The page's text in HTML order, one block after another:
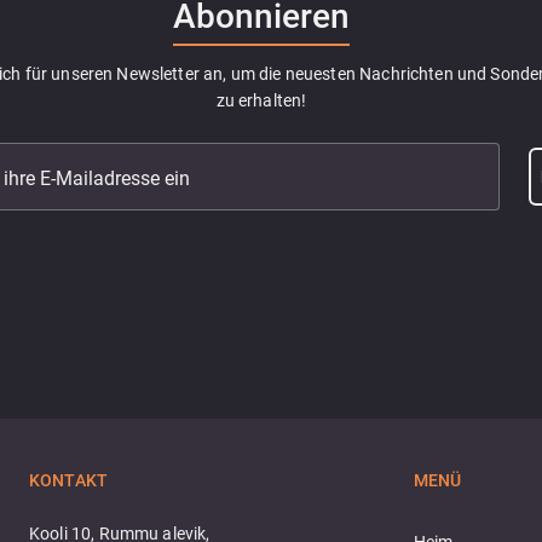
Abonnieren
für unseren Newsletter an, um die neuesten Nachrichten und
zu erhalten!
E-Mailadresse ein
KONTAKT
Kooli 10, Rummu alevik,
MENÜ